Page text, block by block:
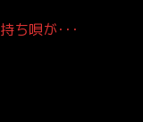
ち唄が･･･